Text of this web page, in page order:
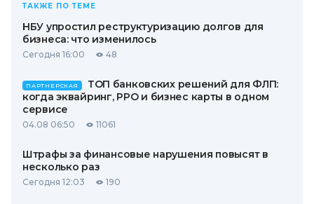
ТАКЖЕ ПО ТЕМЕ
НБУ упростил реструктуризацию долгов для
бизнеса: что изменилось
Сегодня 16:00 48
ПАРТНЕРСКАЯ
ТОП банковских решений для ФЛП:
когда эквайринг, РРО и бизнес карты в одном
сервисе
04.08 06:50 11061
Штрафы за финансовые нарушения повысят в
несколько раз
Сегодня 12:03 190